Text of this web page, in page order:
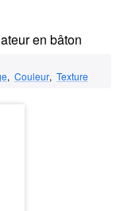
en bâton
, Couleur, Texture